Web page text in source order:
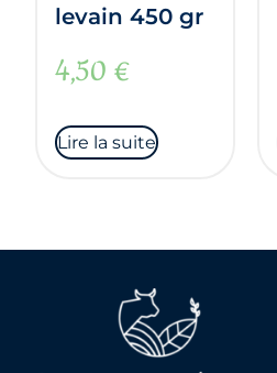
levain 450 gr
4,50 €
Lire la suite